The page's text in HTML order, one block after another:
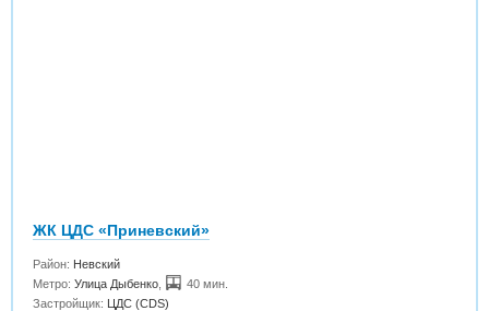
ЖК ЦДС «Приневский»
Район: Невский
Метро: Улица Дыбенко
40 мин.
Застройщик: ЦДС (CDS)